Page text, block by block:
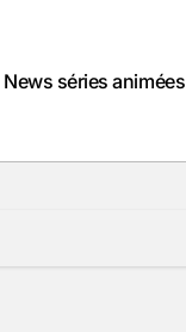
News séries animées